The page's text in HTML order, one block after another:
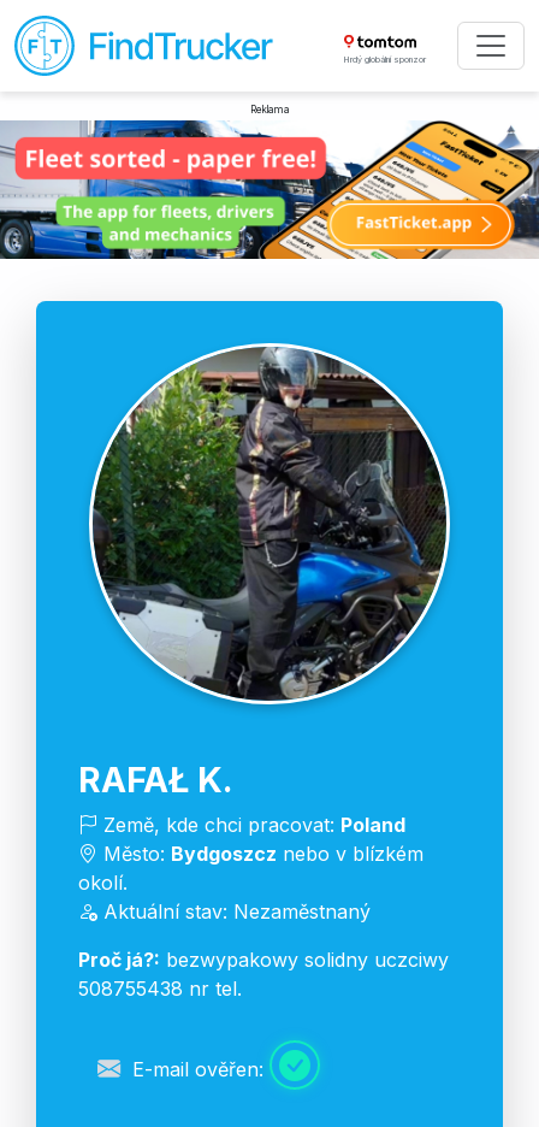
Hrdý globální sponzor
Reklama
RAFAŁ K.
Země, kde chci pracovat: Poland
Město: Bydgoszcz nebo v blízkém
okolí.
Aktuální stav: Nezaměstnaný
Proč já?: bezwypakowy solidny uczciwy
508755438 nr tel.
E-mail ověřen: